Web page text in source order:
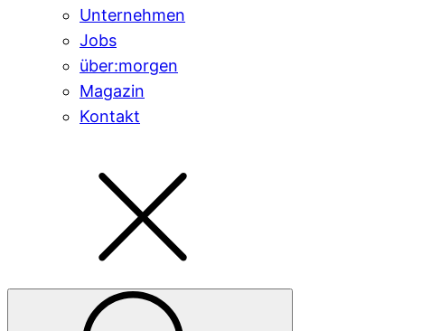
Unternehmen
Jobs
über:morgen
Magazin
Kontakt